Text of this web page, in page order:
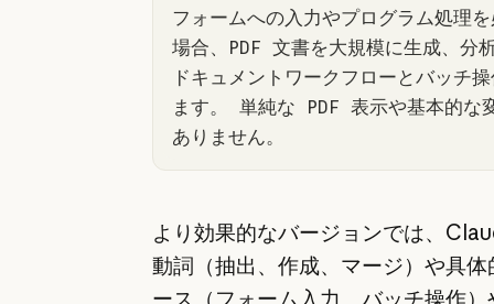
フォームへの入力やプログラム処理
場合、PDF 文書を大規模に生成、分
ドキュメントワークフローとバッチ
ます。 単純な PDF 表示や基本的な
ありません。
より効果的なバージョンでは、
動詞（抽出、作成、マージ）や具
ース（フォーム入力、バッチ操作